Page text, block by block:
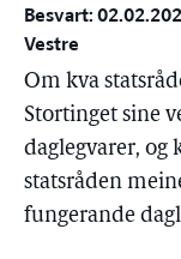
Besvart:
Vestre
Om kva
Stortinget sine
daglegvarer, og
statsråden
fungerande